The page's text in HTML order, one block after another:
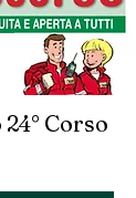
Corso